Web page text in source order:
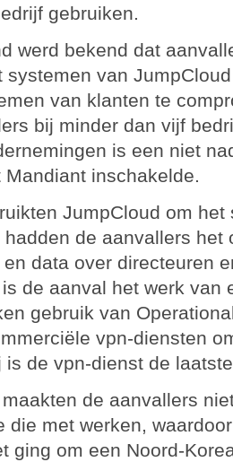
gebruiken.
werd bekend dat
systemen van
van klanten te
bij minder dan vijf
is een niet
inschakelde.
JumpCloud om
de aanvallers het
data over directeuren
de aanval het werk van
gebruik van
vpn-diensten
de vpn-dienst de
de aanvallers
die met werken,
ging om een Noord-